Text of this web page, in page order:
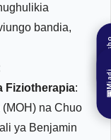
bandia,
Fiziotherapia:
na Chuo
ya Benjamin